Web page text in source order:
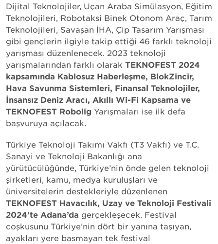
Dijital Teknolojiler, Uçan Araba Simülasyon, Eğitim
Teknolojileri, Robotaksi Binek Otonom Araç, Tarım
Teknolojileri, Savaşan İHA, Çip Tasarım Yarışması
gibi gençlerin ilgiyle takip ettiği 46 farklı teknoloji
yarışması düzenlenecek. 2023 teknoloji
yarışmalarından farklı olarak TEKNOFEST 2024
kapsamında Kablosuz Haberleşme, BlokZincir,
Hava Savunma Sistemleri, Finansal Teknolojiler,
İnsansız Deniz Aracı, Akıllı Wi-Fi Kapsama ve
TEKNOFEST Robolig Yarışmaları ise ilk defa
başvuruya açılacak.
Türkiye Teknoloji Takımı Vakfı (T3 Vakfı) ve T.C.
Sanayi ve Teknoloji Bakanlığı ana
yürütücülüğünde, Türkiye’nin önde gelen teknoloji
şirketleri, kamu, medya kuruluşları ve
üniversitelerin destekleriyle düzenlenen
TEKNOFEST Havacılık, Uzay ve Teknoloji Festivali
2024’te Adana’da gerçekleşecek. Festival
coşkusunu Türkiye’nin dört bir yanına taşıyan,
ayakları yere basmayan tek festival